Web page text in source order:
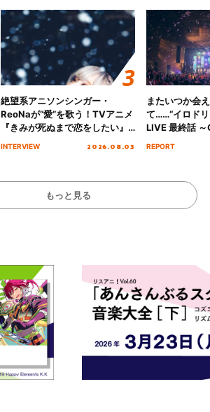
絶望系アニソンシンガー・
ReoNaが“愛”を歌う！TVアニメ
『きみが死ぬまで恋をしたい』
INTERVIEW 2026.08.03
またいつか会
て……“イロド
LIVE 最終話
REPORT
もっと見る